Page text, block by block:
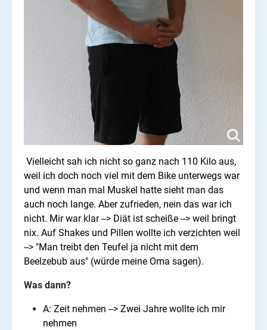
Vielleicht sah ich nicht so ganz nach 110 Kilo aus,
weil ich doch noch viel mit dem Bike unterwegs war
und wenn man mal Muskel hatte sieht man das
auch noch lange. Aber zufrieden, nein das war ich
nicht. Mir war klar --> Diät ist scheiße --> weil bringt
nix. Auf Shakes und Pillen wollte ich verzichten weil
--> "Man treibt den Teufel ja nicht mit dem
Beelzebub aus" (würde meine Oma sagen).
Was dann?
A: Zeit nehmen --> Zwei Jahre wollte ich mir
nehmen